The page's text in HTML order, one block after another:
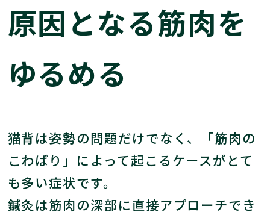
原因となる筋肉を
ゆるめる
猫背は姿勢の問題だけでなく、「筋肉の
こわばり」によって起こるケースがとて
も多い症状です。
鍼灸は筋肉の深部に直接アプローチでき